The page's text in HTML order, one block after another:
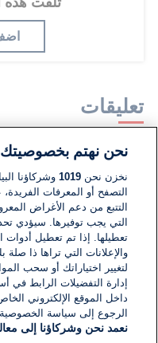
تعليقات
لا توجد تعليقات مكتوبة
اكتب تعليقًا جديدًا
نحن نهتم بخصوصيتك
نخزن نحن1019 وشركاؤنا
التصفح أو المعرفات
التتبع من دعم الأغراض
التي يجب توفيرها. سيؤدي
تعطيلها. إذا تم تعطيل أدوات
والإعلانات التي تراها ذا
لتغيير اختياراتك أو سحب
إدارة التفضيلات الرابط في
داخل الموقع الإلكتروني
الرجوع إلى سياسة الخصوصية
نعمد نحن وشركاؤنا إلى